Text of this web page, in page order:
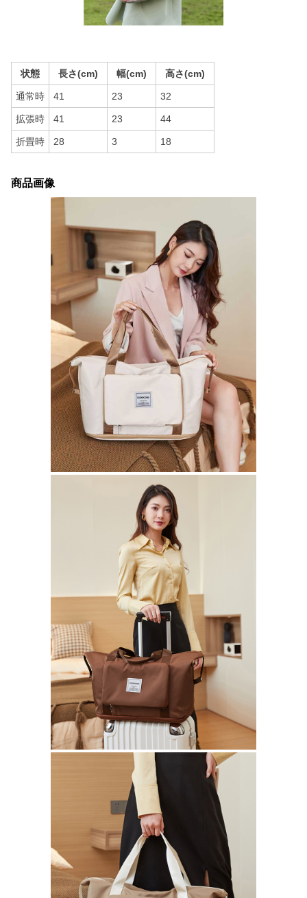
状態 長さ(cm) 幅(cm) 高さ(cm)
通常時 41 23 32
拡張時 41 23 44
折畳時 28 3 18
商品画像